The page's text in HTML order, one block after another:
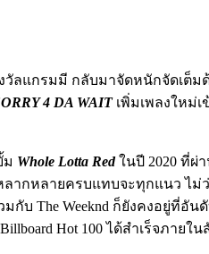
วัลแกรมมี กลับมาจัดหนักจัดเต็ม
4 DA WAIT เพิ่มเพลงใหม่
ม Whole Lotta Redในปี 2020 ที่ผ่
ลากหลายครบแทบจะทุกแนว ไม่
กับ The Weeknd ก็ยังคงอยู่ที่
Hot 100 ได้สำเร็จภ